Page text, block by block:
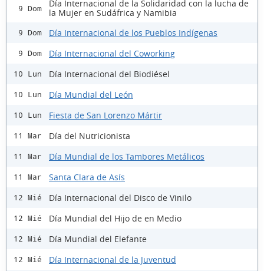
9 Dom
Día Internacional de la Solidaridad con la lucha de
la Mujer en Sudáfrica y Namibia
9 Dom Día Internacional de los Pueblos Indígenas
9 Dom Día Internacional del Coworking
10 Lun Día Internacional del Biodiésel
10 Lun Día Mundial del León
10 Lun Fiesta de San Lorenzo Mártir
11 Mar Día del Nutricionista
11 Mar Día Mundial de los Tambores Metálicos
11 Mar Santa Clara de Asís
12 Mié Día Internacional del Disco de Vinilo
12 Mié Día Mundial del Hijo de en Medio
12 Mié Día Mundial del Elefante
12 Mié Día Internacional de la Juventud